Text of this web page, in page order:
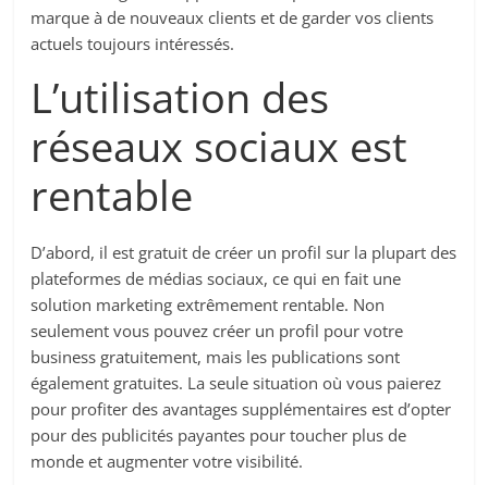
marque à de nouveaux clients et de garder vos clients
actuels toujours intéressés.
L’utilisation des
réseaux sociaux est
rentable
D’abord, il est gratuit de créer un profil sur la plupart des
plateformes de médias sociaux, ce qui en fait une
solution marketing extrêmement rentable. Non
seulement vous pouvez créer un profil pour votre
business gratuitement, mais les publications sont
également gratuites. La seule situation où vous paierez
pour profiter des avantages supplémentaires est d’opter
pour des publicités payantes pour toucher plus de
monde et augmenter votre visibilité.